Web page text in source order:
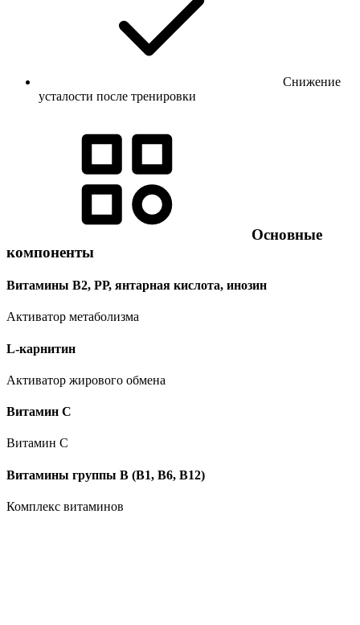
Снижение
усталости после тренировки
Основные
компоненты
Витамины В2, РР, янтарная кислота, инозин
Активатор метаболизма
L-карнитин
Активатор жирового обмена
Витамин C
Витамин C
Витамины группы B (В1, В6, В12)
Комплекс витаминов